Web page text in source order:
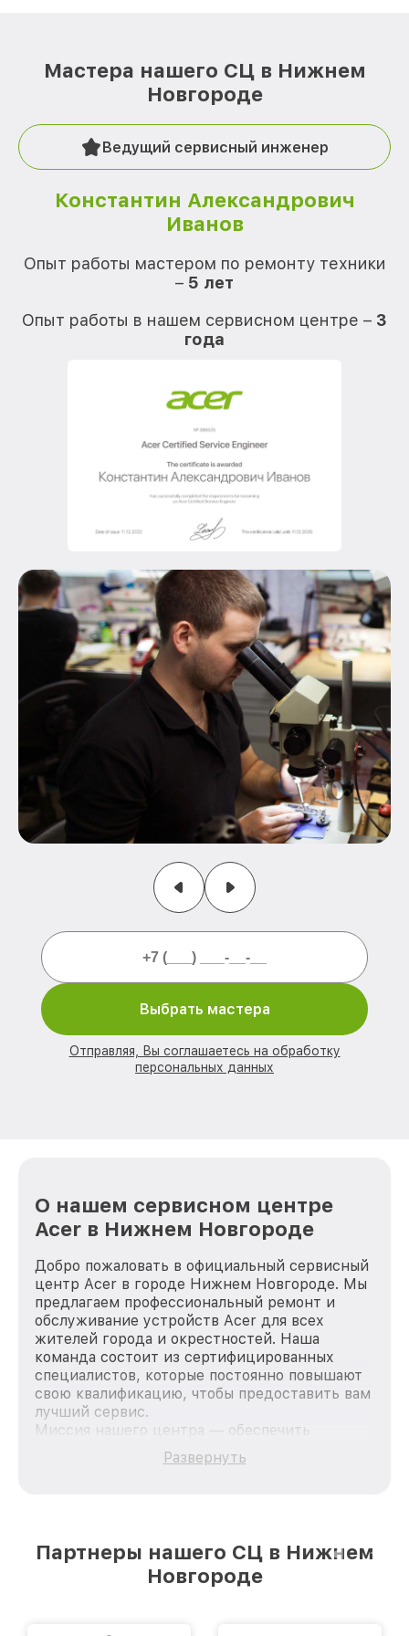
Мастера нашего СЦ в Нижнем
Новгороде
Ведущий сервисный инженер
Константин Александрович
Иванов
Опыт работы мастером по ремонту техники
– 5 лет
Опыт работы в нашем сервисном центре – 3
года
Выбрать мастера
Отправляя, Вы соглашаетесь на обработку
персональных данных
О нашем сервисном центре
Acer в Нижнем Новгороде
Добро пожаловать в официальный сервисный
центр Acer в городе Нижнем Новгороде. Мы
предлагаем профессиональный ремонт и
обслуживание устройств Acer для всех
жителей города и окрестностей. Наша
команда состоит из сертифицированных
специалистов, которые постоянно повышают
свою квалификацию, чтобы предоставить вам
лучший сервис.
Миссия нашего центра — обеспечить
качественный и доступный ремонт для
каждого пользователя продукции Acer, вне
лучшим сервисным центром Acer в городе
Нижнем Новгороде, постоянно повышая
Развернуть
Партнеры нашего СЦ в Нижнем
Новгороде